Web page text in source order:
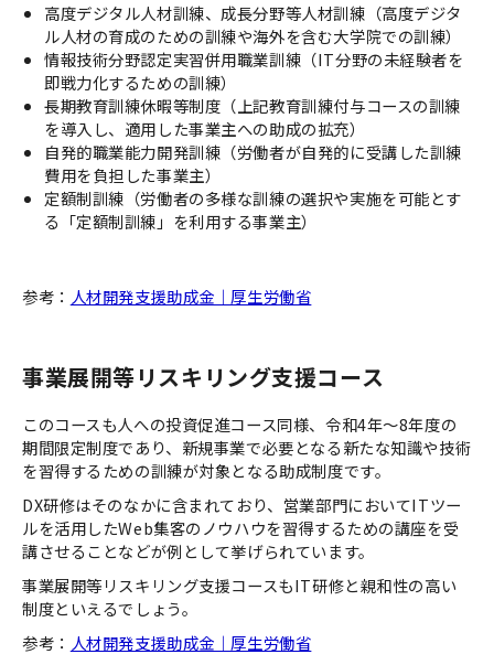
高度デジタル人材訓練、成長分野等人材訓練（高度デジタ
ル人材の育成のための訓練や海外を含む大学院での訓練）
情報技術分野認定実習併用職業訓練（IT分野の未経験者を
即戦力化するための訓練）
長期教育訓練休暇等制度（上記教育訓練付与コースの訓練
を導入し、適用した事業主への助成の拡充）
自発的職業能力開発訓練（労働者が自発的に受講した訓練
費用を負担した事業主）
定額制訓練（労働者の多様な訓練の選択や実施を可能とす
る「定額制訓練」を利用する事業主）
参考： 人材開発支援助成金｜厚生労働省
事業展開等リスキリング支援コース
このコースも人への投資促進コース同様、令和4年～8年度の
期間限定制度であり、新規事業で必要となる新たな知識や技術
を習得するための訓練が対象となる助成制度です。
DX研修はそのなかに含まれており、営業部門においてITツー
ルを活用したWeb集客のノウハウを習得するための講座を受
講させることなどが例として挙げられています。
事業展開等リスキリング支援コースもIT研修と親和性の高い
制度といえるでしょう。
参考： 人材開発支援助成金｜厚生労働省